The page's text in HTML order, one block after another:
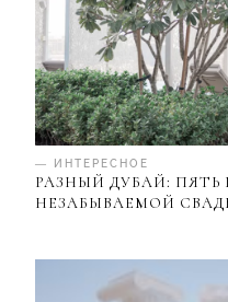
— ИНТЕРЕСНОЕ
РАЗНЫЙ ДУБАЙ:
НЕЗАБЫВАЕМОЙ